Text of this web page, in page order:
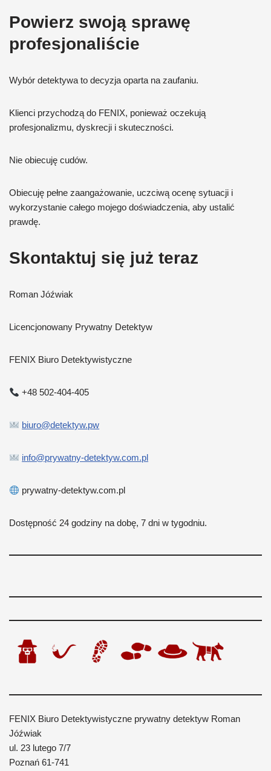
Powierz swoją sprawę
profesjonaliście
Wybór detektywa to decyzja oparta na zaufaniu.
Klienci przychodzą do FENIX, ponieważ oczekują
profesjonalizmu, dyskrecji i skuteczności.
Nie obiecuję cudów.
Obiecuję pełne zaangażowanie, uczciwą ocenę sytuacji i
wykorzystanie całego mojego doświadczenia, aby ustalić
prawdę.
Skontaktuj się już teraz
Roman Jóźwiak
Licencjonowany Prywatny Detektyw
FENIX Biuro Detektywistyczne
+48 502-404-405
biuro@detektyw.pw
info@prywatny-detektyw.com.pl
prywatny-detektyw.com.pl
Dostępność 24 godziny na dobę, 7 dni w tygodniu.
FENIX Biuro Detektywistyczne prywatny detektyw Roman
Jóźwiak
ul. 23 lutego 7/7
Poznań 61-741